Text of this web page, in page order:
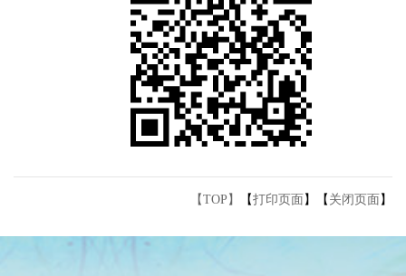
【TOP】 【打印页面 】【 关闭页面 】